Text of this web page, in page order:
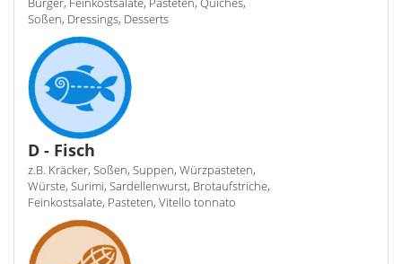
Soßen, Dressings, Desserts
D - Fisch
z.B. Kräcker, Soßen, Suppen, Würzpasteten,
Würste, Surimi, Sardellenwurst, Brotaufstriche,
Feinkostsalate, Pasteten, Vitello tonnato